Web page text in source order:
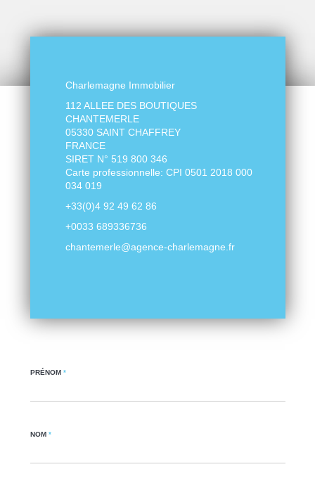
Charlemagne Immobilier
112 ALLEE DES BOUTIQUES
CHANTEMERLE
05330 SAINT CHAFFREY
FRANCE
SIRET N° 519 800 346
Carte professionnelle: CPI 0501 2018 000
034 019
+33(0)4 92 49 62 86
+0033 689336736
chantemerle@agence-charlemagne.fr
PRÉNOM *
NOM *